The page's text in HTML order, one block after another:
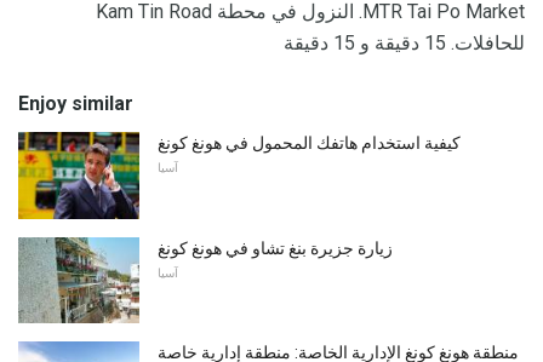
MTR Tai Po Market. النزول في محطة Kam Tin Road
للحافلات. 15 دقيقة و 15 دقيقة
Enjoy similar
كيفية استخدام هاتفك المحمول في هونغ كونغ
آسيا
زيارة جزيرة بنغ تشاو في هونغ كونغ
آسيا
منطقة هونغ كونغ الإدارية الخاصة: منطقة إدارية خاصة